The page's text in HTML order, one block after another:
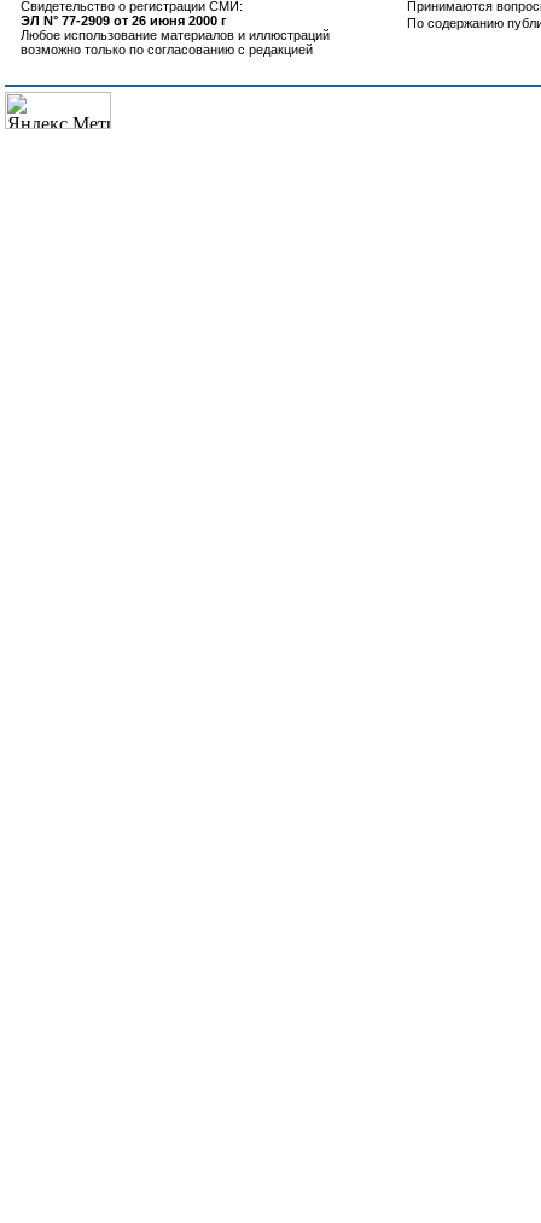
Свидетельство о регистрации СМИ:
ЭЛ N° 77-2909 от 26 июня 2000 г
Любое использование материалов и иллюстраций
возможно только по согласованию с редакцией
Принимаются
По содержанию